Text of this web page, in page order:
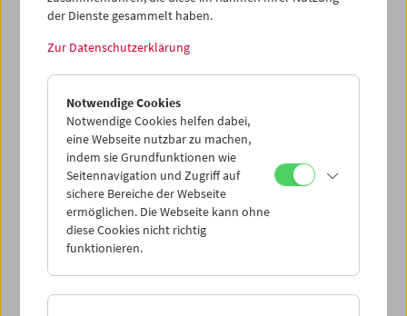
< Vorherige Woche
Mo 11.5.
Di 12.5.
Mi 13.5.
Do 14.5.
Sa 16.5.
der Dienste gesammelt haben.
Zur Datenschutzerklärung
Notwendige Cookies
Notwendige Cookies helfen dabei,
eine Webseite nutzbar zu machen,
indem sie Grundfunktionen wie
Seitennavigation und Zugriff auf
sichere Bereiche der Webseite
ermöglichen. Die Webseite kann ohne
diese Cookies nicht richtig
funktionieren.